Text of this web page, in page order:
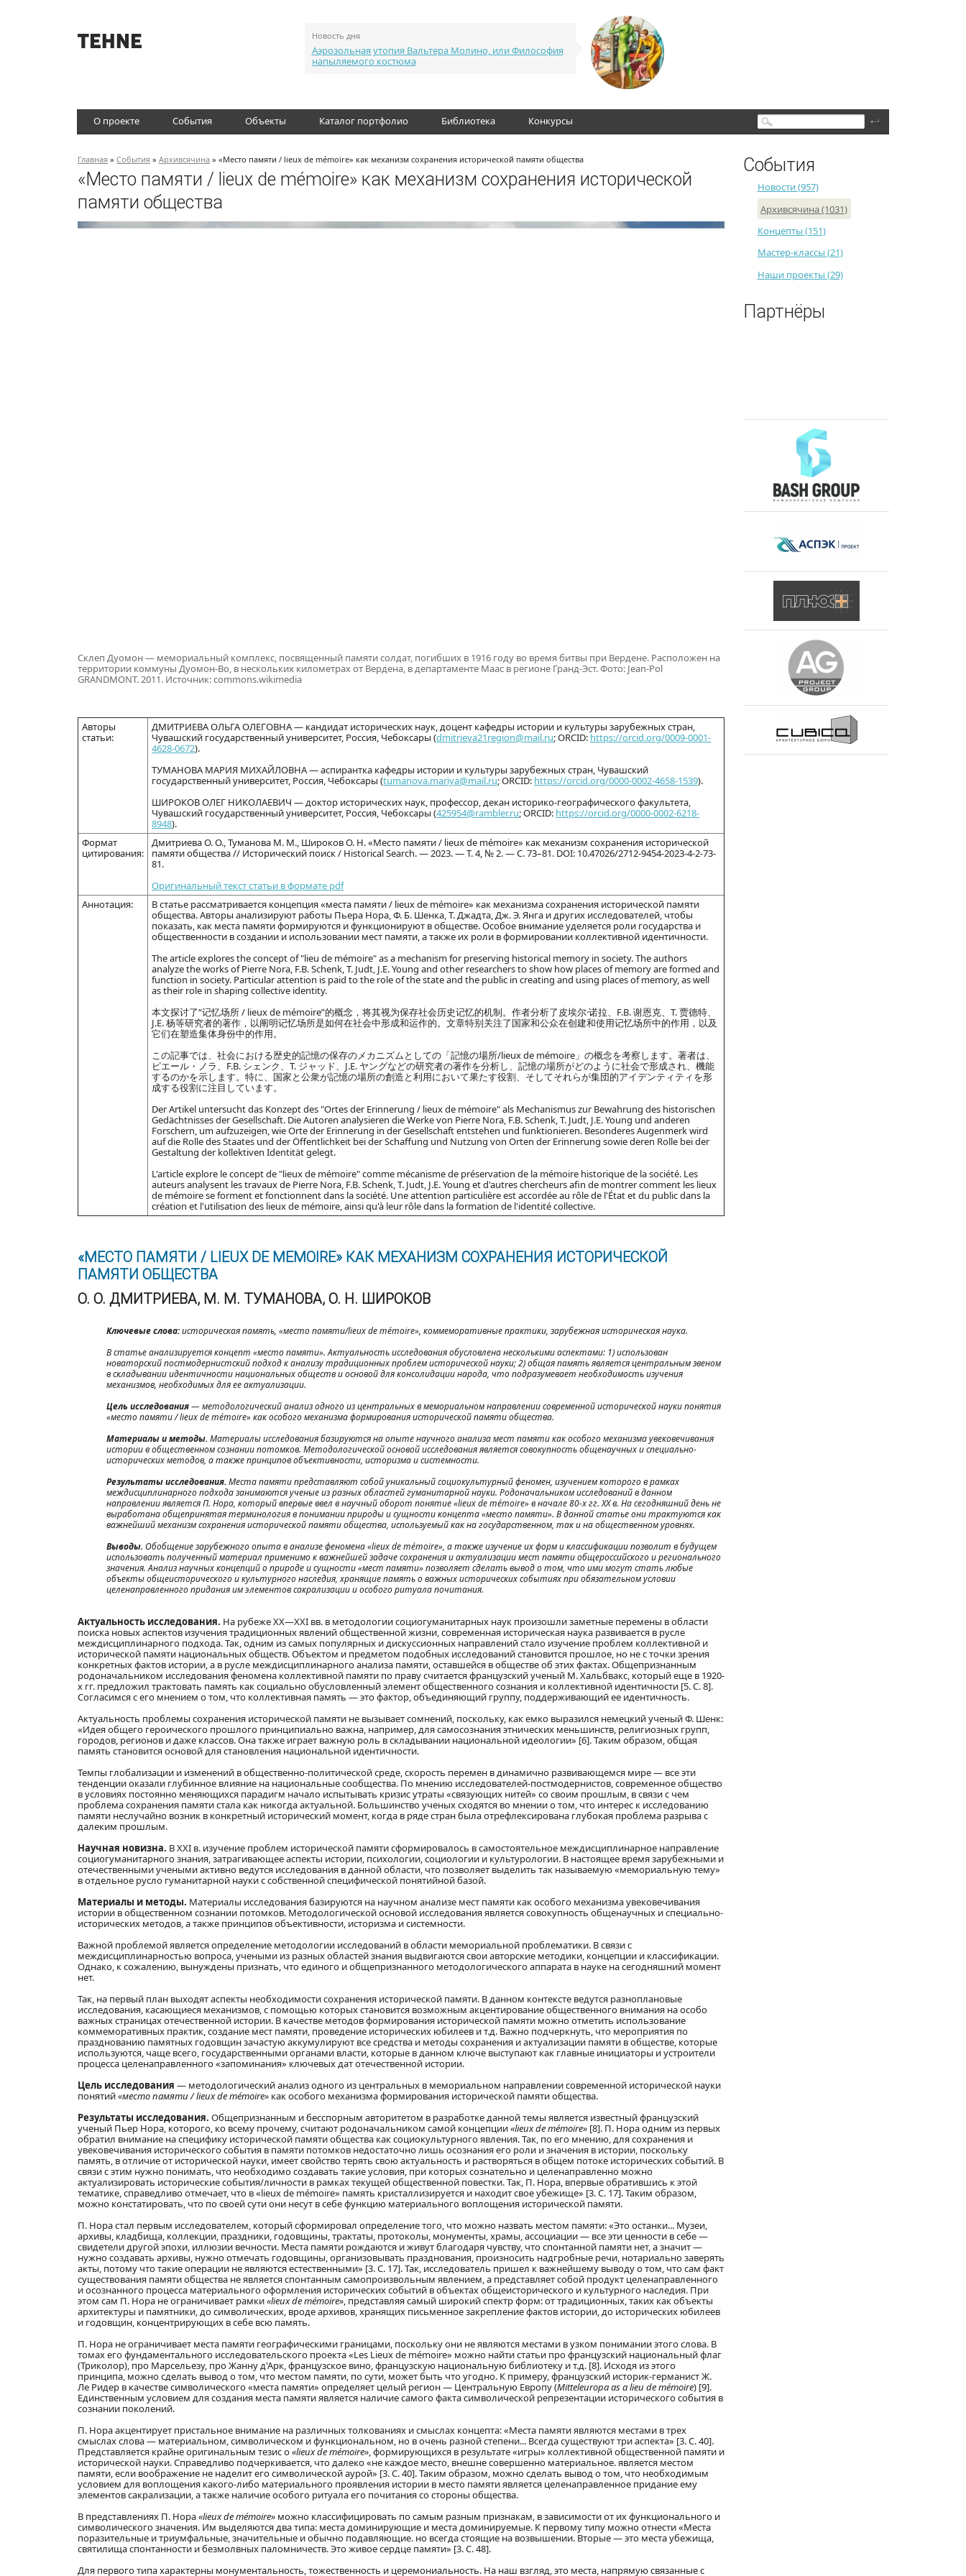
Новость дня
Аэрозольная утопия Вальтера Молино, или Философия
напыляемого костюма
О проекте События Объекты Каталог портфолио Библиотека Конкурсы Поиск
Главная » События » Архивсячина » «Место памяти / lieux de mémoire» как механизм сохранения исторической памяти общества
«Место памяти / lieux de mémoire» как механизм сохранения исторической
памяти общества
Склеп Дуомон — мемориальный комплекс, посвященный памяти солдат, погибших в 1916 году во время битвы при Вердене. Расположен на
территории коммуны Дуомон-Во, в нескольких километрах от Вердена, в департаменте Маас в регионе Гранд-Эст. Фото: Jean-Pol
GRANDMONT. 2011. Источник: commons.wikimedia
Авторы
статьи:
ДМИТРИЕВА ОЛЬГА ОЛЕГОВНА — кандидат исторических наук, доцент кафедры истории и культуры зарубежных стран,
Чувашский государственный университет, Россия, Чебоксары (dmitrieva21region@mail.ru; ORCID: https://orcid.org/0009-0001-
4628-0672).
ТУМАНОВА МАРИЯ МИХАЙЛОВНА — аспирантка кафедры истории и культуры зарубежных стран, Чувашский
государственный университет, Россия, Чебоксары (tumanova.mariya@mail.ru; ORCID: https://orcid.org/0000-0002-4658-1539).
ШИРОКОВ ОЛЕГ НИКОЛАЕВИЧ — доктор исторических наук, профессор, декан историко-географического факультета,
Чувашский государственный университет, Россия, Чебоксары (425954@rambler.ru; ORCID: https://orcid.org/0000-0002-6218-
8948).
Формат
цитирования:
Дмитриева О. О., Туманова М. М., Широков О. Н. «Место памяти / lieux de mémoire» как механизм сохранения исторической
памяти общества // Исторический поиск / Historical Search. — 2023. — Т. 4, № 2. — С. 73–81. DOI: 10.47026/2712-9454-2023-4-2-73-
81.
Оригинальный текст статьи в формате pdf
Аннотация:
В статье рассматривается концепция «места памяти / lieux de mémoire» как механизма сохранения исторической памяти
общества. Авторы анализируют работы Пьера Нора, Ф. Б. Шенка, Т. Джадта, Дж. Э. Янга и других исследователей, чтобы
показать, как места памяти формируются и функционируют в обществе. Особое внимание уделяется роли государства и
общественности в создании и использовании мест памяти, а также их роли в формировании коллективной идентичности.
The article explores the concept of "lieu de mémoire" as a mechanism for preserving historical memory in society. The authors
analyze the works of Pierre Nora, F.B. Schenk, T. Judt, J.E. Young and other researchers to show how places of memory are formed and
function in society. Particular attention is paid to the role of the state and the public in creating and using places of memory, as well
as their role in shaping collective identity.
本文探讨了“记忆场所 / lieux de mémoire”的概念，将其视为保存社会历史记忆的机制。作者分析了皮埃尔·诺拉、F.B. 谢恩克、T. 贾德特、
J.E. 杨等研究者的著作，以阐明记忆场所是如何在社会中形成和运作的。文章特别关注了国家和公众在创建和使用记忆场所中的作用，以及
它们在塑造集体身份中的作用。
この記事では、社会における歴史的記憶の保存のメカニズムとしての「記憶の場所/lieux de mémoire」の概念を考察します。著者は、
ピエール・ノラ、F.B. シェンク、T. ジャッド、J.E. ヤングなどの研究者の著作を分析し、記憶の場所がどのように社会で形成され、機能
するのかを示します。特に、国家と公衆が記憶の場所の創造と利用において果たす役割、そしてそれらが集団的アイデンティティを形
成する役割に注目しています。
Der Artikel untersucht das Konzept des "Ortes der Erinnerung / lieux de mémoire" als Mechanismus zur Bewahrung des historischen
Gedächtnisses der Gesellschaft. Die Autoren analysieren die Werke von Pierre Nora, F.B. Schenk, T. Judt, J.E. Young und anderen
Forschern, um aufzuzeigen, wie Orte der Erinnerung in der Gesellschaft entstehen und funktionieren. Besonderes Augenmerk wird
auf die Rolle des Staates und der Öffentlichkeit bei der Schaffung und Nutzung von Orten der Erinnerung sowie deren Rolle bei der
Gestaltung der kollektiven Identität gelegt.
L'article explore le concept de "lieux de mémoire" comme mécanisme de préservation de la mémoire historique de la société. Les
auteurs analysent les travaux de Pierre Nora, F.B. Schenk, T. Judt, J.E. Young et d'autres chercheurs afin de montrer comment les lieux
de mémoire se forment et fonctionnent dans la société. Une attention particulière est accordée au rôle de l'État et du public dans la
création et l'utilisation des lieux de mémoire, ainsi qu'à leur rôle dans la formation de l'identité collective.
«МЕСТО ПАМЯТИ / LIEUX DE MEMOIRE» КАК МЕХАНИЗМ СОХРАНЕНИЯ ИСТОРИЧЕСКОЙ
ПАМЯТИ ОБЩЕСТВА
О. О. ДМИТРИЕВА, М. М. ТУМАНОВА, О. Н. ШИРОКОВ
Ключевые слова:историческая память, «место памяти/lieux de mémoire», коммеморативные практики, зарубежная историческая наука.
В статье анализируется концепт «место памяти». Актуальность исследования обусловлена несколькими аспектами: 1) использован
новаторский постмодернистский подход к анализу традиционных проблем исторической науки; 2) общая память является центральным звеном
в складывании идентичности национальных обществ и основой для консолидации народа, что подразумевает необходимость изучения
механизмов, необходимых для ее актуализации.
Цель исследования— методологический анализ одного из центральных в мемориальном направлении современной исторической науки понятия
«место памяти / lieux de mémoire» как особого механизма формирования исторической памяти общества.
Материалы и методы. Материалы исследования базируются на опыте научного анализа мест памяти как особого механизма увековечивания
истории в общественном сознании потомков. Методологической основой исследования является совокупность общенаучных и специально-
исторических методов, а также принципов объективности, историзма и системности.
Результаты исследования. Места памяти представляют собой уникальный социокультурный феномен, изучением которого в рамках
междисциплинарного подхода занимаются ученые из разных областей гуманитарной науки. Родоначальником исследований в данном
направлении является П. Нора, который впервые ввел в научный оборот понятие «lieux de mémoire» в начале 80-х гг. XX в. На сегодняшний день не
выработана общепринятая терминология в понимании природы и сущности концепта «место памяти». В данной статье они трактуются как
важнейший механизм сохранения исторической памяти общества, используемый как на государственном, так и на общественном уровнях.
Выводы. Обобщение зарубежного опыта в анализе феномена «lieux de mémoire», а также изучение их форм и классификации позволит в будущем
использовать полученный материал применимо к важнейшей задаче сохранения и актуализации мест памяти общероссийского и регионального
значения. Анализ научных концепций о природе и сущности «мест памяти» позволяет сделать вывод о том, что ими могут стать любые
объекты общеисторического и культурного наследия, хранящие память о важных исторических событиях при обязательном условии
целенаправленного придания им элементов сакрализации и особого ритуала почитания.
Актуальность исследования. На рубеже XX—XXI вв. в методологии социогуманитарных наук произошли заметные перемены в области
поиска новых аспектов изучения традиционных явлений общественной жизни, современная историческая наука развивается в русле
междисциплинарного подхода. Так, одним из самых популярных и дискуссионных направлений стало изучение проблем коллективной и
исторической памяти национальных обществ. Объектом и предметом подобных исследований становится прошлое, но не с точки зрения
конкретных фактов истории, а в русле междисциплинарного анализа памяти, оставшейся в обществе об этих фактах. Общепризнанным
родоначальником исследования феномена коллективной памяти по праву считается французский ученый М. Хальбвакс, который еще в 1920-
х гг. предложил трактовать память как социально обусловленный элемент общественного сознания и коллективной идентичности [5. C. 8].
Согласимся с его мнением о том, что коллективная память — это фактор, объединяющий группу, поддерживающий ее идентичность.
Актуальность проблемы сохранения исторической памяти не вызывает сомнений, поскольку, как емко выразился немецкий ученый Ф. Шенк:
«Идея общего героического прошлого принципиально важна, например, для самосознания этнических меньшинств, религиозных групп,
городов, регионов и даже классов. Она также играет важную роль в складывании национальной идеологии» [6]. Таким образом, общая
память становится основой для становления национальной идентичности.
Темпы глобализации и изменений в общественно-политической среде, скорость перемен в динамично развивающемся мире — все эти
тенденции оказали глубинное влияние на национальные сообщества. По мнению исследователей-постмодернистов, современное общество
в условиях постоянно меняющихся парадигм начало испытывать кризис утраты «связующих нитей» со своим прошлым, в связи с чем
проблема сохранения памяти стала как никогда актуальной. Большинство ученых сходятся во мнении о том, что интерес к исследованию
памяти неслучайно возник в конкретный исторический момент, когда в ряде стран была отрефлексирована глубокая проблема разрыва с
далеким прошлым.
Научная новизна. В XXI в. изучение проблем исторической памяти сформировалось в самостоятельное междисциплинарное направление
социогуманитарного знания, затрагивающее аспекты истории, психологии, социологии и культурологии. В настоящее время зарубежными и
отечественными учеными активно ведутся исследования в данной области, что позволяет выделить так называемую «мемориальную тему»
в отдельное русло гуманитарной науки с собственной специфической понятийной базой.
Материалы и методы. Материалы исследования базируются на научном анализе мест памяти как особого механизма увековечивания
истории в общественном сознании потомков. Методологической основой исследования является совокупность общенаучных и специально-
исторических методов, а также принципов объективности, историзма и системности.
Важной проблемой является определение методологии исследований в области мемориальной проблематики. В связи с
междисциплинарностью вопроса, учеными из разных областей знания выдвигаются свои авторские методики, концепции и классификации.
Однако, к сожалению, вынуждены признать, что единого и общепризнанного методологического аппарата в науке на сегодняшний момент
нет.
Так, на первый план выходят аспекты необходимости сохранения исторической памяти. В данном контексте ведутся разноплановые
исследования, касающиеся механизмов, с помощью которых становится возможным акцентирование общественного внимания на особо
важных страницах отечественной истории. В качестве методов формирования исторической памяти можно отметить использование
коммеморативных практик, создание мест памяти, проведение исторических юбилеев и т.д. Важно подчеркнуть, что мероприятия по
празднованию памятных годовщин зачастую аккумулируют все средства и методы сохранения и актуализации памяти в обществе, которые
используются, чаще всего, государственными органами власти, которые в данном ключе выступают как главные инициаторы и устроители
процесса целенаправленного «запоминания» ключевых дат отечественной истории.
Цель исследования — методологический анализ одного из центральных в мемориальном направлении современной исторической науки
понятий«место памяти / lieux de mémoire» как особого механизма формирования исторической памяти общества.
Результаты исследования. Общепризнанным и бесспорным авторитетом в разработке данной темы является известный французский
ученый Пьер Нора, которого, ко всему прочему, считают родоначальником самой концепции«lieux de mémoire» [8]. П. Нора одним из первых
обратил внимание на специфику исторической памяти общества как социокультурного явления. Так, по его мнению, для сохранения и
увековечивания исторического события в памяти потомков недостаточно лишь осознания его роли и значения в истории, поскольку
память, в отличие от исторической науки, имеет свойство терять свою актуальность и растворяться в общем потоке исторических событий. В
связи с этим нужно понимать, что необходимо создавать такие условия, при которых сознательно и целенаправленно можно
актуализировать исторические события/личности в рамках текущей общественной повестки. Так, П. Нора, впервые обратившись к этой
тематике, справедливо отмечает, что в «lieux de mémoire» память кристаллизируется и находит свое убежище» [3. С. 17]. Таким образом,
можно констатировать, что по своей сути они несут в себе функцию материального воплощения исторической памяти.
П. Нора стал первым исследователем, который сформировал определение того, что можно назвать местом памяти: «Это останки... Музеи,
архивы, кладбища, коллекции, праздники, годовщины, трактаты, протоколы, монументы, храмы, ассоциации — все эти ценности в себе —
свидетели другой эпохи, иллюзии вечности. Места памяти рождаются и живут благодаря чувству, что спонтанной памяти нет, а значит —
нужно создавать архивы, нужно отмечать годовщины, организовывать празднования, произносить надгробные речи, нотариально заверять
акты, потому что такие операции не являются естественными» [3. С. 17]. Так, исследователь пришел к важнейшему выводу о том, что сам факт
существования памяти общества не является спонтанным самопроизвольным явлением, а представляет собой продукт целенаправленного
и осознанного процесса материального оформления исторических событий в объектах общеисторического и культурного наследия. При
этом сам П. Нора не ограничивает рамки«lieux de mémoire», представляя самый широкий спектр форм: от традиционных, таких как объекты
архитектуры и памятники, до символических, вроде архивов, хранящих письменное закрепление фактов истории, до исторических юбилеев
и годовщин, концентрирующих в себе всю память.
П. Нора не ограничивает места памяти географическими границами, поскольку они не являются местами в узком понимании этого слова. В
томах его фундаментального исследовательского проекта «Les Lieux de mémoire» можно найти статьи про французский национальный флаг
(Триколор), про Марсельезу, про Жанну д'Арк, французское вино, французскую национальную библиотеку и т.д. [8]. Исходя из этого
принципа, можно сделать вывод о том, что местом памяти, по сути, может быть что угодно. К примеру, французский историк-германист Ж.
Ле Ридер в качестве символического «места памяти» определяет целый регион — Центральную Европу (Mitteleuropa as a lieu de mémoire) [9].
Единственным условием для создания места памяти является наличие самого факта символической репрезентации исторического события в
сознании поколений.
П. Нора акцентирует пристальное внимание на различных толкованиях и смыслах концепта: «Места памяти являются местами в трех
смыслах слова — материальном, символическом и функциональном, но в очень разной степени... Всегда существуют три аспекта» [3. С. 40].
Представляется крайне оригинальным тезис о«lieux de mémoire», формирующихся в результате «игры» коллективной общественной памяти и
исторической науки. Справедливо подчеркивается, что далеко «не каждое место, внешне совершенно материальное. является местом
памяти, если воображение не наделит его символической аурой» [3. С. 40]. Таким образом, можно сделать вывод о том, что необходимым
условием для воплощения какого-либо материального проявления истории в место памяти является целенаправленное придание ему
элементов сакрализации, а также наличие особого ритуала его почитания со стороны общества.
В представлениях П. Нора«lieux de mémoire» можно классифицировать по самым разным признакам, в зависимости от их функционального и
символического значения. Им выделяются два типа: места доминирующие и места доминируемые. К первому типу можно отнести «Места
поразительные и триумфальные, значительные и обычно подавляющие. но всегда стоящие на возвышении. Вторые — это места убежища,
святилища спонтанности и безмолвных паломничеств. Это живое сердце памяти» [3. С. 48].
Для первого типа характерны монументальность, тожественность и церемониальность. На наш взгляд, это места, напрямую связанные с
События
Новости (957)
Архивсячина (1031)
Концепты (151)
Мастер-классы (21)
Наши проекты (29)
Партнёры